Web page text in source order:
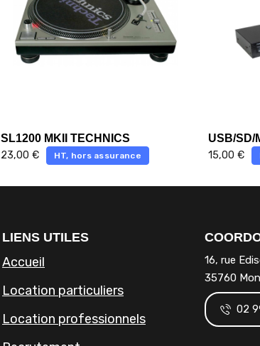
SL1200 MKII TECHNICS
23,00 € HT, hors assurance
USB/SD/
15,00 €
LIENS UTILES
Accueil
Location particuliers
Location professionnels
16, rue
35760
02